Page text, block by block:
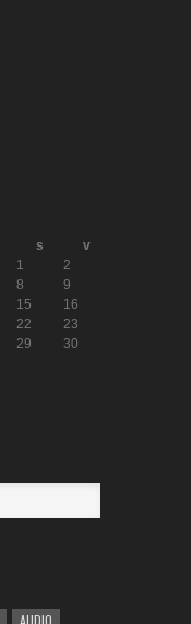
s
v
1
2
8
9
15
16
22
23
29
30
AUDIO